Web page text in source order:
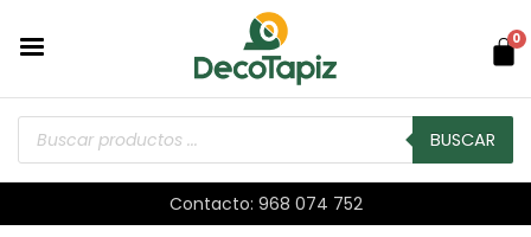
0
BUSCAR
Contacto: 968 074 752